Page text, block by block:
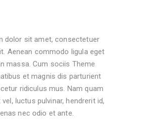
dolor sit amet, consectetuer
Aenean commodo ligula eget
massa. Cum sociis Theme
et magnis dis parturient
ridiculus mus. Nam quam
luctus pulvinar, hendrerit id,
nec odio et ante.